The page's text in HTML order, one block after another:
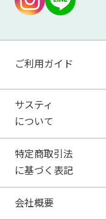
ご利用ガイド
サスティ
について
特定商取引法
に基づく表記
会社概要